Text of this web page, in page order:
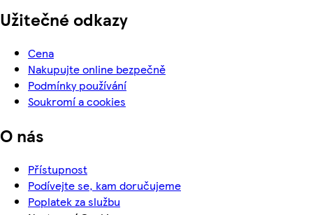
Užitečné odkazy
Cena
Nakupujte online bezpečně
Podmínky používání
Soukromí a cookies
O nás
Přístupnost
Podívejte se, kam doručujeme
Poplatek za službu